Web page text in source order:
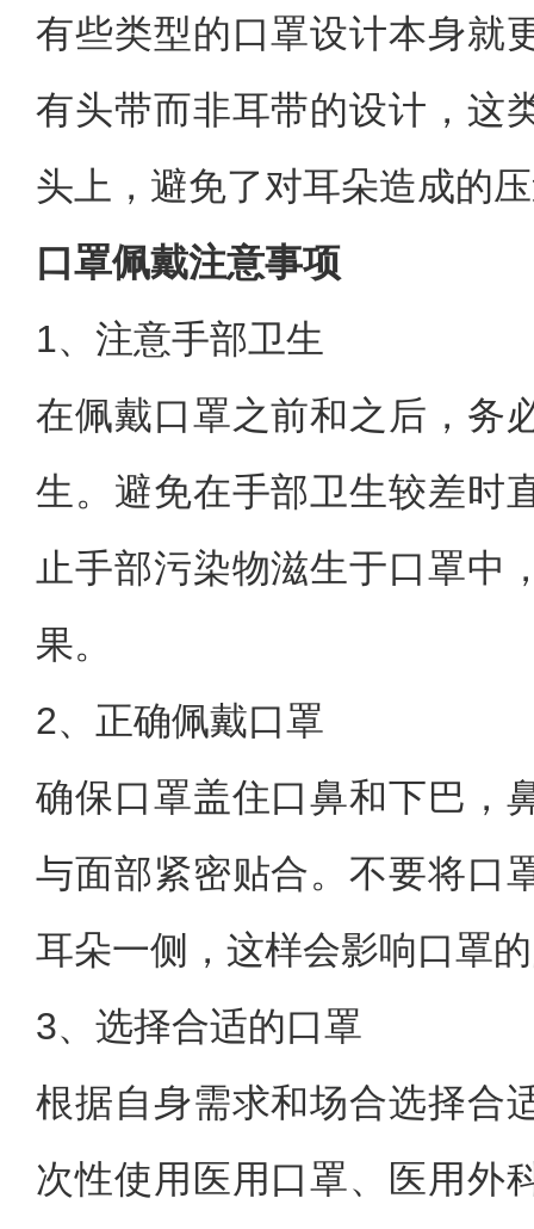
有些类型的口罩设计本身就
有头带而非耳带的设计，这
头上，避免了对耳朵造成的
口罩佩戴注意事项
1、注意手部卫生
在佩戴口罩之前和之后，务
生。避免在手部卫生较差时
止手部污染物滋生于口罩中
果。
2、正确佩戴口罩
确保口罩盖住口鼻和下巴，
与面部紧密贴合。不要将口
耳朵一侧，这样会影响口罩
3、选择合适的口罩
根据自身需求和场合选择合
次性使用医用口罩、医用外